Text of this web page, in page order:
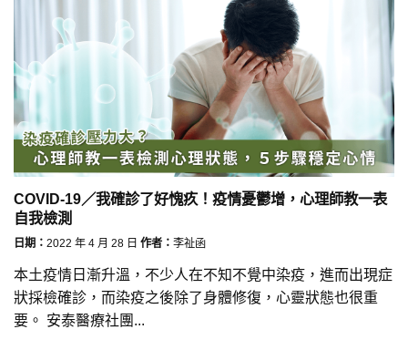
COVID-19／我確診了好愧疚！疫情憂鬱增，心理師教一表
自我檢測
日期： 2022 年 4 月 28 日 作者： 李祉函
本土疫情日漸升溫，不少人在不知不覺中染疫，進而出現症
狀採檢確診，而染疫之後除了身體修復，心靈狀態也很重
要。 安泰醫療社團...